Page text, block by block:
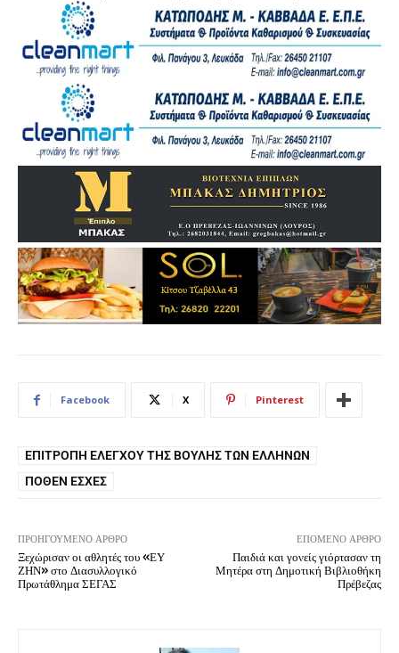
Facebook X Pinterest
ΕΠΙΤΡΟΠΉ ΕΛΈΓΧΟΥ ΤΗΣ ΒΟΥΛΉΣ ΤΩΝ ΕΛΛΉΝΩΝ
ΠΌΘΕΝ ΈΣΧΕΣ
ΠΡΟΗΓΟΎΜΕΝΟ ΆΡΘΡΟ
Ξεχώρισαν οι αθλητές του «ΕΥ
ΖΗΝ» στο Διασυλλογικό
Πρωτάθλημα ΣΕΓΑΣ
ΕΠΌΜΕΝΟ ΆΡΘΡΟ
Παιδιά και γονείς γιόρτασαν τη
Μητέρα στη Δημοτική Βιβλιοθήκη
Πρέβεζας